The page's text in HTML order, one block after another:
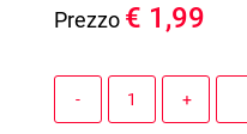
Prezzo € 1,99